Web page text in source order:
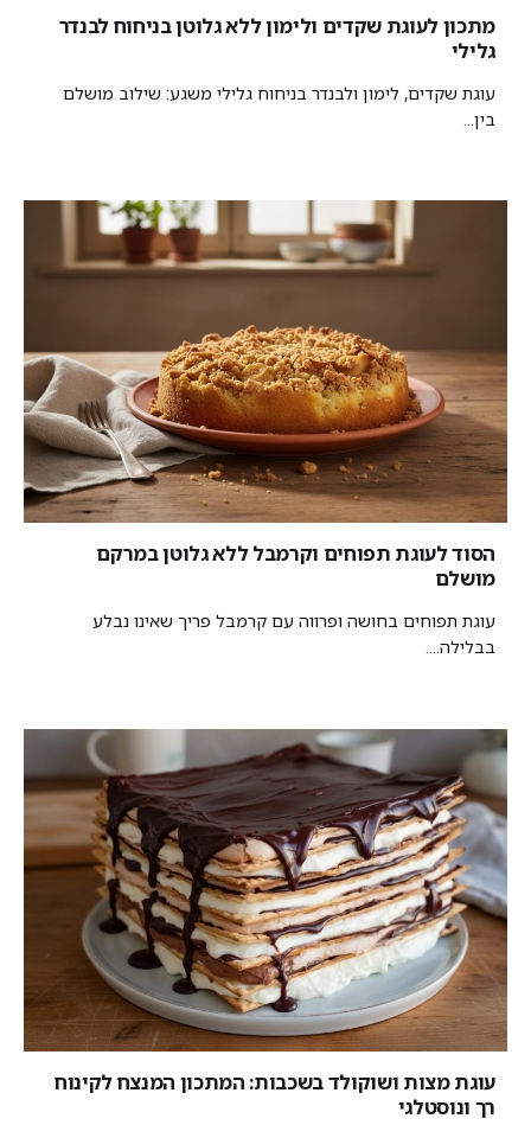
מתכון לעוגת שקדים ולימון ללא גלוטן בניחוח לבנדר
גלילי
עוגת שקדים, לימון ולבנדר בניחוח גלילי משגע: שילוב מושלם
בין...
הסוד לעוגת תפוחים וקרמבל ללא גלוטן במרקם
מושלם
עוגת תפוחים בחושה ופרווה עם קרמבל פריך שאינו נבלע
בבלילה....
עוגת מצות ושוקולד בשכבות: המתכון המנצח לקינוח
רך ונוסטלגי